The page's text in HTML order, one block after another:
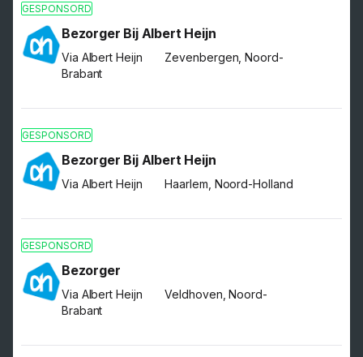
GESPONSORD
Bezorger Bij Albert Heijn
Via Albert Heijn
Zevenbergen, Noord-
Brabant
GESPONSORD
Bezorger Bij Albert Heijn
Via Albert Heijn Haarlem, Noord-Holland
GESPONSORD
Bezorger
Via Albert Heijn
Veldhoven, Noord-
Brabant